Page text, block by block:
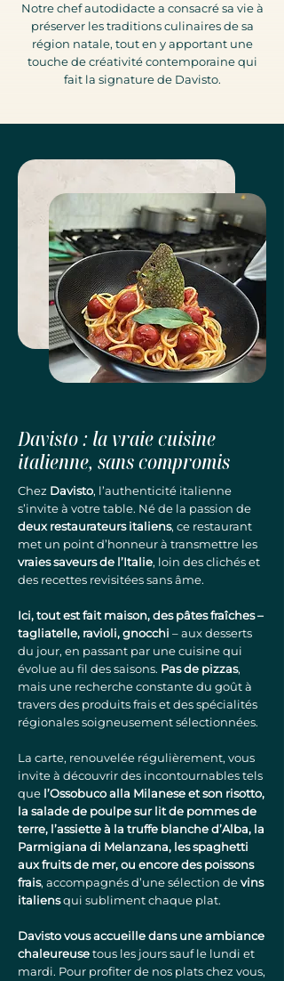
Notre chef autodidacte a consacré sa vie à
préserver les traditions culinaires de sa
région natale, tout en y apportant une
touche de créativité contemporaine qui
fait la signature de Davisto.
Davisto : la vraie cuisine
italienne, sans compromis
Chez Davisto, l’authenticité italienne
s’invite à votre table. Né de la passion de
deux restaurateurs italiens, ce restaurant
met un point d’honneur à transmettre les
vraies saveurs de l’Italie, loin des clichés et
des recettes revisitées sans âme.
Ici, tout est fait maison, des pâtes fraîches –
tagliatelle, ravioli, gnocchi – aux desserts
du jour, en passant par une cuisine qui
évolue au fil des saisons. Pas de pizzas,
mais une recherche constante du goût à
travers des produits frais et des spécialités
régionales soigneusement sélectionnées.
La carte, renouvelée régulièrement, vous
invite à découvrir des incontournables tels
que l’Ossobuco alla Milanese et son risotto,
la salade de poulpe sur lit de pommes de
terre, l’assiette à la truffe blanche d’Alba, la
Parmigiana di Melanzana, les spaghetti
aux fruits de mer, ou encore des poissons
frais, accompagnés d’une sélection devins
italiensqui subliment chaque plat.
Davisto vous accueille dans une ambiance
chaleureusetous les jours sauf le lundi et
mardi. Pour profiter de nos plats chez vous,